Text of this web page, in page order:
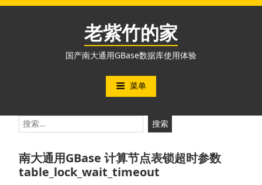
跳
老紫竹的家
国产南大通用GBase数据库使用体验
菜单
搜
索：
南大通用GBase 计算节点表锁超时参数
table_lock_wait_timeout